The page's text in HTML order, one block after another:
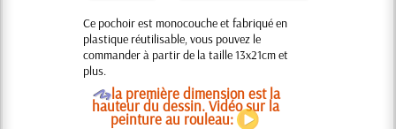
Ce pochoir est monocouche et fabriqué en
plastique réutilisable, vous pouvez le
commander à partir de la taille 13x21cm et
plus.
Ola première dimension est la
hauteur du dessin. Vidéo sur la
peinture au rouleau: